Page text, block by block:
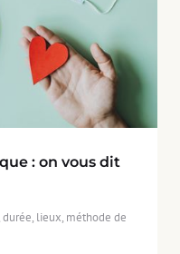
: on vous dit
durée, lieux, méthode de